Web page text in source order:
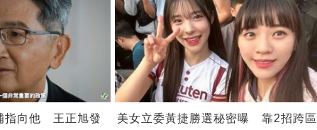
指向他 王正旭發
美女立委黃捷勝選秘密曝 靠2招跨區